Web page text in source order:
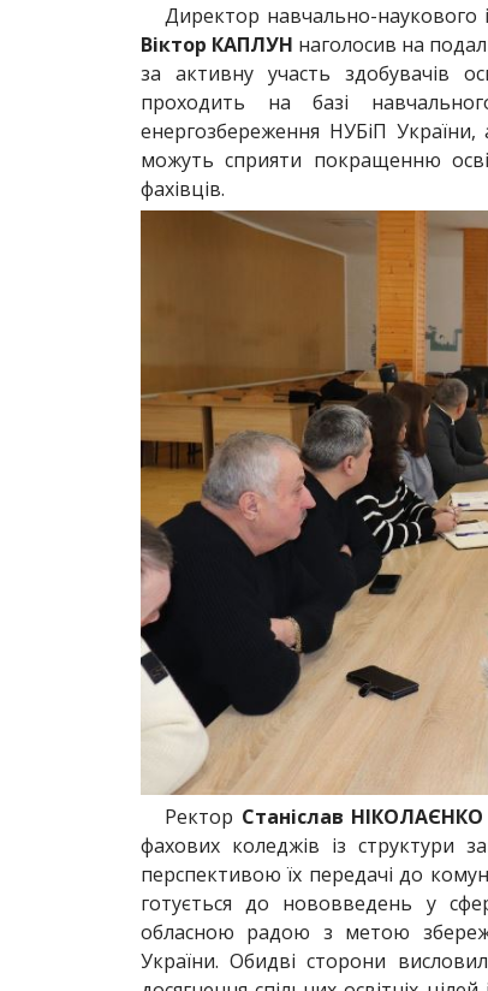
Директор навчально-наукового
Віктор КАПЛУН наголосив на
за активну участь здобувачів
проходить на базі
енергозбереження НУБіП
можуть сприяти покращенню
фахівців.
Ректор Станіслав НІКОЛАЄНКО
фахових коледжів із структури
перспективою їх передачі до
готується до нововведень у
обласною радою з метою
України. Обидві сторони